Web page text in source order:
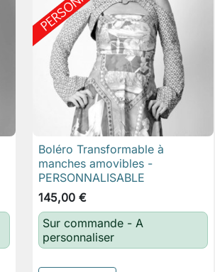
 Aperçu rapide
Boléro Transformable à
manches amovibles -
PERSONNALISABLE
145,00 €
Sur commande - A
personnaliser